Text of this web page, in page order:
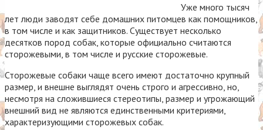
Уже много тысяч
лет люди заводят себе домашних питомцев как помощников,
в том числе и как защитников. Существует несколько
десятков пород собак, которые официально считаются
сторожевыми, в том числе и русские сторожевые.
Сторожевые собаки чаще всего имеют достаточно крупный
размер, и внешне выглядят очень строго и агрессивно, но,
несмотря на сложившиеся стереотипы, размер и угрожающий
внешний вид не являются единственными критериями,
характеризующими сторожевых собак.